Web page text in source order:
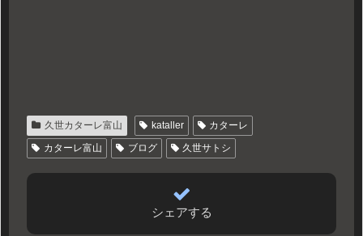
久世カターレ富山 kataller
カターレ
カターレ富山
ブログ 久世サトシ
シェアする